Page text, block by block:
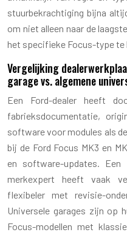
stuurbekrachtiging bijna
om niet alleen naar de
het specifieke Focus-type te
Vergelijking
garage vs. algemene
Een Ford-dealer heeft
fabrieksdocumentatie,
software voor modules als
bij de Ford Focus MK3 en
en software-updates. Een
merkexpert heeft vaak
flexibeler met revisie-
Universele garages zijn op
Focus-modellen met